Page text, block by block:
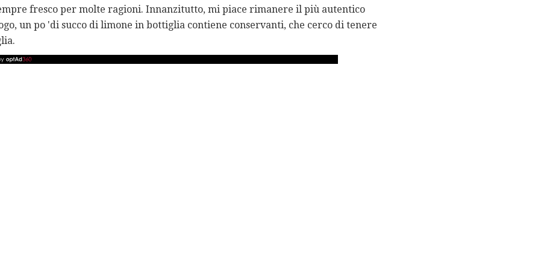
fresco per molte ragioni. Innanzitutto, mi piace rimanere il più autentico
un po 'di succo di limone in bottiglia contiene conservanti, che cerco di tenere